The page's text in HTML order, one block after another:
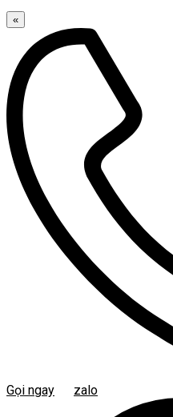
«
Gọi ngay zalo